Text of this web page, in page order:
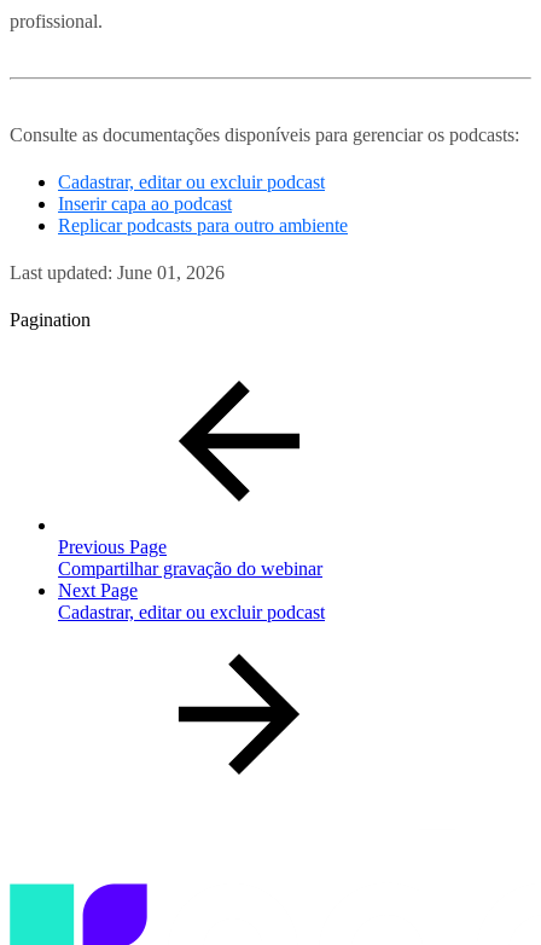
profissional.
Consulte as documentações disponíveis para gerenciar os podcasts:
Cadastrar, editar ou excluir podcast
Inserir capa ao podcast
Replicar podcasts para outro ambiente
Last updated: June 01, 2026
Pagination
Previous Page
Compartilhar gravação do webinar
Next Page
Cadastrar, editar ou excluir podcast